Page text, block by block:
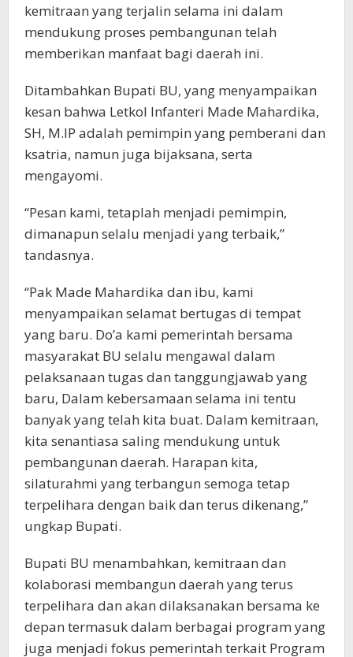
kemitraan yang terjalin selama ini dalam
mendukung proses pembangunan telah
memberikan manfaat bagi daerah ini.
Ditambahkan Bupati BU, yang menyampaikan
kesan bahwa Letkol Infanteri Made Mahardika,
SH, M.IP adalah pemimpin yang pemberani dan
ksatria, namun juga bijaksana, serta
mengayomi.
“Pesan kami, tetaplah menjadi pemimpin,
dimanapun selalu menjadi yang terbaik,”
tandasnya.
“Pak Made Mahardika dan ibu, kami
menyampaikan selamat bertugas di tempat
yang baru. Do’a kami pemerintah bersama
masyarakat BU selalu mengawal dalam
pelaksanaan tugas dan tanggungjawab yang
baru, Dalam kebersamaan selama ini tentu
banyak yang telah kita buat. Dalam kemitraan,
kita senantiasa saling mendukung untuk
pembangunan daerah. Harapan kita,
silaturahmi yang terbangun semoga tetap
terpelihara dengan baik dan terus dikenang,”
ungkap Bupati.
Bupati BU menambahkan, kemitraan dan
kolaborasi membangun daerah yang terus
terpelihara dan akan dilaksanakan bersama ke
depan termasuk dalam berbagai program yang
juga menjadi fokus pemerintah terkait Program